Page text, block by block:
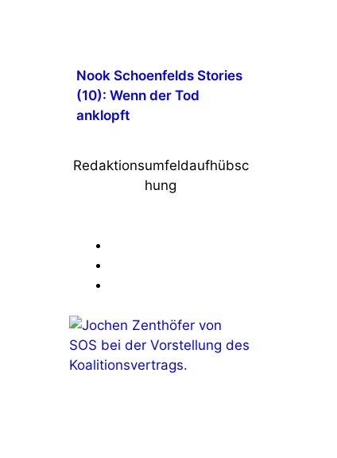
Nook Schoenfelds Stories
(10): Wenn der Tod
anklopft
Redaktionsumfeldaufhübsc
hung